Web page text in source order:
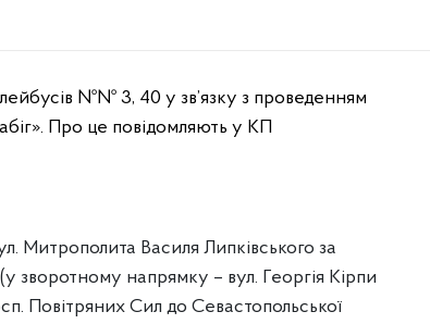
№№ 3, 40 у зв’язку з проведенням
Про це повідомляють у КП
Митрополита Василя Липківського за
зворотному напрямку – вул. Георгія Кірпи
Повітряних Сил до Севастопольської